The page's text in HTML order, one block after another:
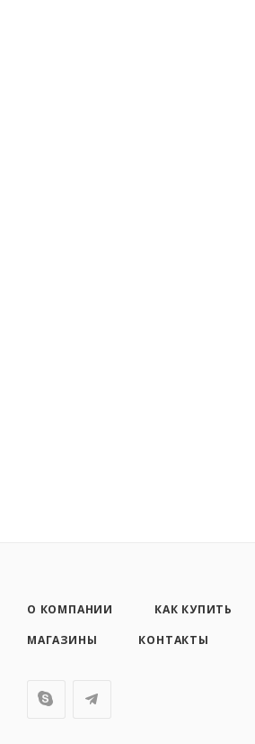
О КОМПАНИИ КАК КУПИТЬ
МАГАЗИНЫ
КОНТАКТЫ